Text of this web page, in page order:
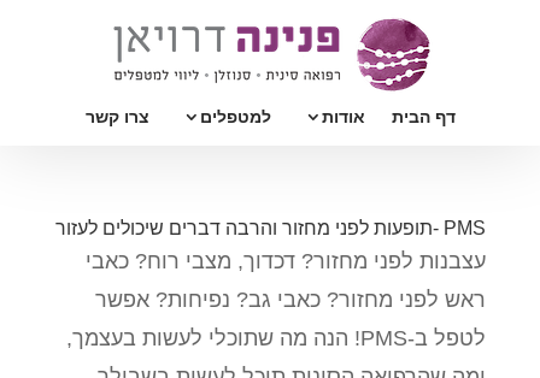
דף הבית אודות למטפלים צרו קשר
PMS -תופעות לפני מחזור והרבה דברים שיכולים לעזור
עצבנות לפני מחזור? דכדוך, מצבי רוח? כאבי
ראש לפני מחזור? כאבי גב? נפיחות? אפשר
לטפל ב-PMS! הנה מה שתוכלי לעשות בעצמך,